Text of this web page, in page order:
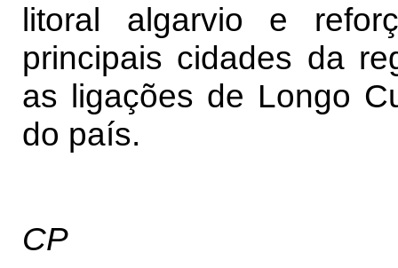
litoral algarvio e
principais cidades da
as ligações de Longo
do país.
CP